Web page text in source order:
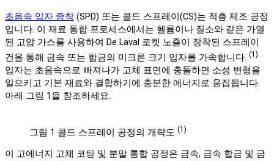
초음속 입자 증착 (SPD) 또는 콜드 스프레이(CS)는 적층 제조 공정
입니다. 이 재료 통합 프로세스에서는 헬륨이나 질소와 같은 가열
된 고압 가스를 사용하여 De Laval 로켓 노즐이 장착된 스프레이
건을 통해 금속 또는 합금의 미크론 크기 입자를 가속합니다. (1).
입자는 초음속으로 빠져나가 고체 표면에 충돌하면 소성 변형을
일으키고 기본 재료와 결합하기에 충분한 에너지로 응집됩니다.
아래 그림 1을 참조하세요.
그림 1 콜드 스프레이 공정의 개략도 (1)
이 고에너지 고체 코팅 및 분말 통합 공정은 금속, 금속 합금 및 금